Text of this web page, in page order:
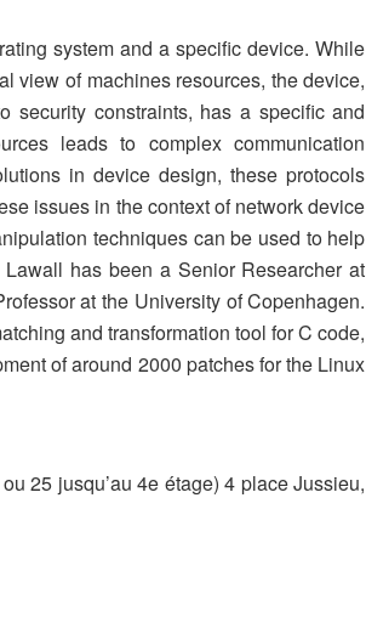
system and a specific device. While
view of machines resources, the device,
security constraints, has a specific and
leads to complex communication
in device design, these protocols
issues in the context of network device
techniques can be used to help
has been a Senior Researcher at
at the University of Copenhagen.
and transformation tool for C code,
of around 2000 patches for the Linux
25 jusqu’au 4e étage) 4 place Jussieu,